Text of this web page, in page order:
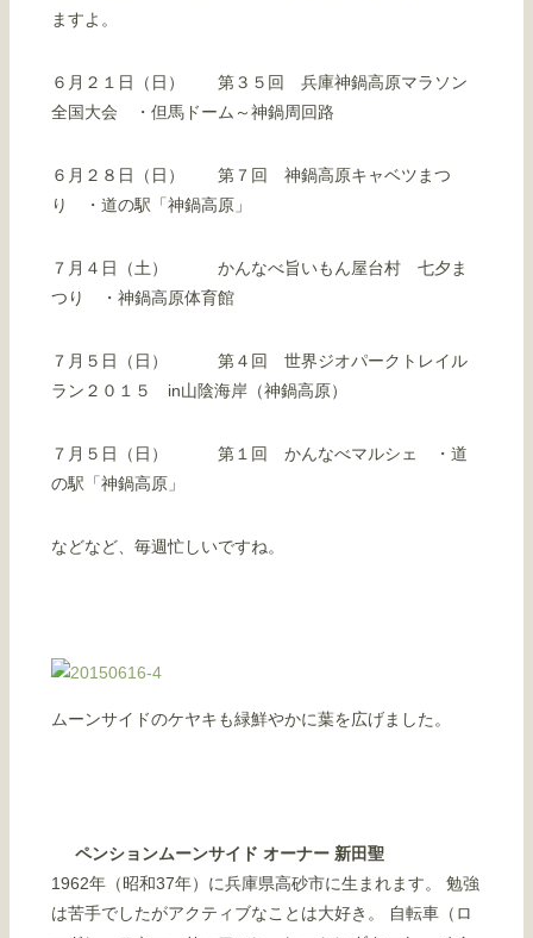
ますよ。
６月２１日（日） 第３５回 兵庫神鍋高原マラソン
全国大会 ・但馬ドーム～神鍋周回路
６月２８日（日） 第７回 神鍋高原キャベツまつ
り ・道の駅「神鍋高原」
７月４日（土） かんなべ旨いもん屋台村 七夕ま
つり ・神鍋高原体育館
７月５日（日） 第４回 世界ジオパークトレイル
ラン２０１５ in山陰海岸（神鍋高原）
７月５日（日） 第１回 かんなべマルシェ ・道
の駅「神鍋高原」
などなど、毎週忙しいですね。
ムーンサイドのケヤキも緑鮮やかに葉を広げました。
ペンションムーンサイド オーナー 新田聖
1962年（昭和37年）に兵庫県高砂市に生まれます。 勉強
は苦手でしたがアクティブなことは大好き。 自転車（ロ